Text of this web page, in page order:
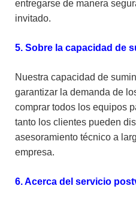
entregarse de manera
invitado.
5. Sobre la capacidad de
Nuestra capacidad de
garantizar la demanda de
comprar todos los equipos
tanto los clientes pueden
asesoramiento técnico a
empresa.
6. Acerca del servicio